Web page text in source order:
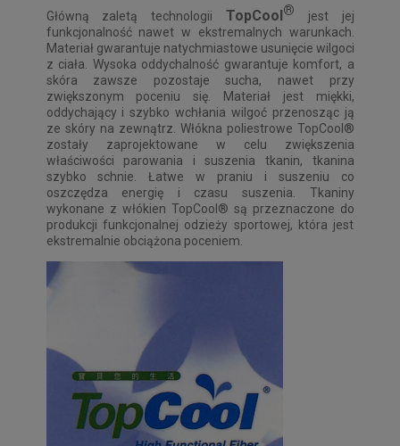
Główną zaletą technologii TopCool® jest jej
funkcjonalność nawet w ekstremalnych warunkach.
Materiał gwarantuje natychmiastowe usunięcie wilgoci
z ciała. Wysoka oddychalność gwarantuje komfort, a
skóra zawsze pozostaje sucha, nawet przy
zwiększonym poceniu się. Materiał jest miękki,
oddychający i szybko wchłania wilgoć przenosząc ją
ze skóry na zewnątrz. Włókna poliestrowe TopCool®
zostały zaprojektowane w celu zwiększenia
właściwości parowania i suszenia tkanin, tkanina
szybko schnie. Łatwe w praniu i suszeniu co
oszczędza energię i czasu suszenia. Tkaniny
wykonane z włókien TopCool® są przeznaczone do
produkcji funkcjonalnej odzieży sportowej, która jest
ekstremalnie obciążona poceniem.